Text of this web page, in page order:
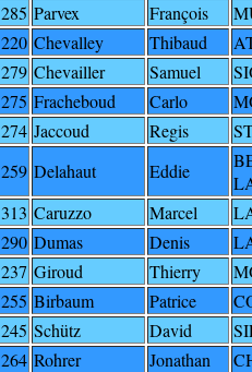
285 Parvex François
220 Chevalley Thibaud
279 Chevailler Samuel
275 Fracheboud Carlo
274 Jaccoud Regis
259 Delahaut Eddie
313 Caruzzo Marcel
290 Dumas Denis
237 Giroud Thierry
255 Birbaum Patrice
245 Schütz David
264 Rohrer Jonathan